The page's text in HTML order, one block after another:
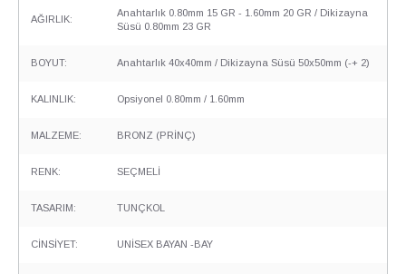
AĞIRLIK:
Anahtarlık 0.80mm 15 GR - 1.60mm 20 GR / Dikizayna
Süsü 0.80mm 23 GR
BOYUT: Anahtarlık 40x40mm / Dikizayna Süsü 50x50mm (-+ 2)
KALINLIK: Opsiyonel 0.80mm / 1.60mm
MALZEME: BRONZ (PRİNÇ)
RENK: SEÇMELİ
TASARIM: TUNÇKOL
CİNSİYET: UNİSEX BAYAN -BAY